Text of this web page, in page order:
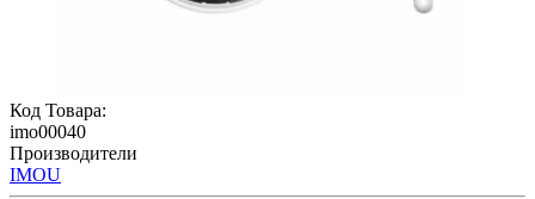
Код Товара:
imo00040
Производители
IMOU